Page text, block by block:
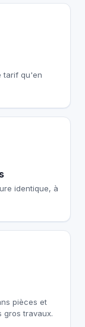
tarif qu'en
identique, à
pièces et
gros travaux.